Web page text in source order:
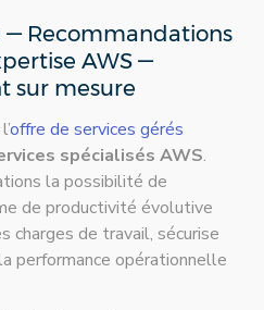
Recommandations
AWS —
sur mesure
offre de services gérés
spécialisés AWS.
la possibilité de
de productivité évolutive
charges de travail, sécurise
performance opérationnelle